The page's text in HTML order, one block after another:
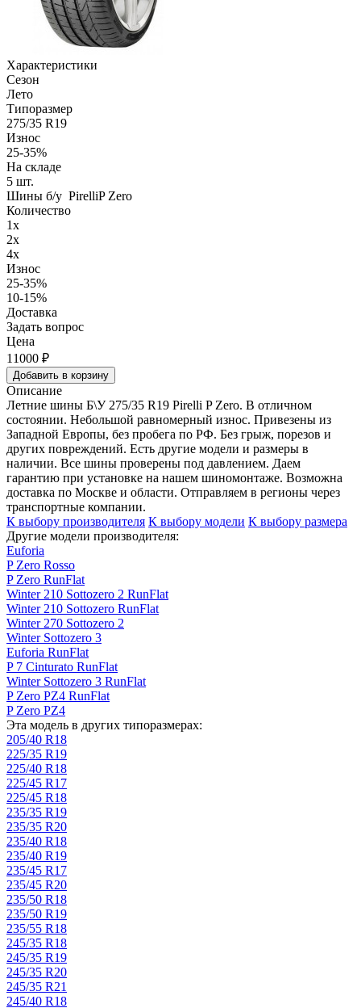
Характеристики
Сезон
Лето
Типоразмер
275/35 R19
Износ
25-35%
На складе
5 шт.
Шины б/у PirelliP Zero
Количество
1x
2x
4x
Износ
25-35%
10-15%
Доставка
Задать вопрос
Цена
11000 ₽
Добавить в корзину
Описание
Летние шины Б\У 275/35 R19 Pirelli P Zero. В отличном
состоянии. Небольшой равномерный износ. Привезены из
Западной Европы, без пробега по РФ. Без грыж, порезов и
других повреждений. Есть другие модели и размеры в
наличии. Все шины проверены под давлением. Даем
гарантию при установке на нашем шиномонтаже. Возможна
доставка по Москве и области. Отправляем в регионы через
транспортные компании.
К выбору производителя К выбору модели К выбору размера
Другие модели производителя:
Euforia
P Zero Rosso
P Zero RunFlat
Winter 210 Sottozero 2 RunFlat
Winter 210 Sottozero RunFlat
Winter 270 Sottozero 2
Winter Sottozero 3
Euforia RunFlat
P 7 Cinturato RunFlat
Winter Sottozero 3 RunFlat
P Zero PZ4 RunFlat
P Zero PZ4
Эта модель в других типоразмерах:
205/40 R18
225/35 R19
225/40 R18
225/45 R17
225/45 R18
235/35 R19
235/35 R20
235/40 R18
235/40 R19
235/45 R17
235/45 R20
235/50 R18
235/50 R19
235/55 R18
245/35 R18
245/35 R19
245/35 R20
245/35 R21
245/40 R18